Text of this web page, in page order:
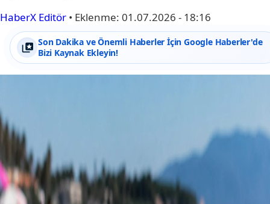
HaberX Editör • Eklenme: 01.07.2026 - 18:16
Son Dakika ve Önemli Haberler İçin Google Haberler'de
Bizi Kaynak Ekleyin!